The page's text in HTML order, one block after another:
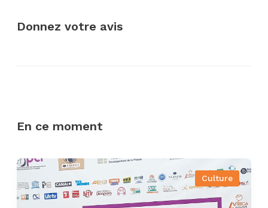
Donnez votre avis
En ce moment
Culture